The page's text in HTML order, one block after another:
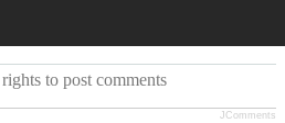
to post comments
JComments